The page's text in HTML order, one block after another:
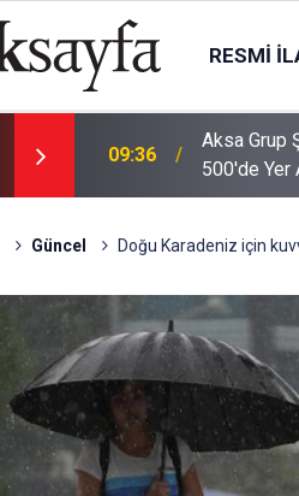
RESMI
09:36
Aksa Grup
500'de Yer
Güncel Doğu Karadeniz için